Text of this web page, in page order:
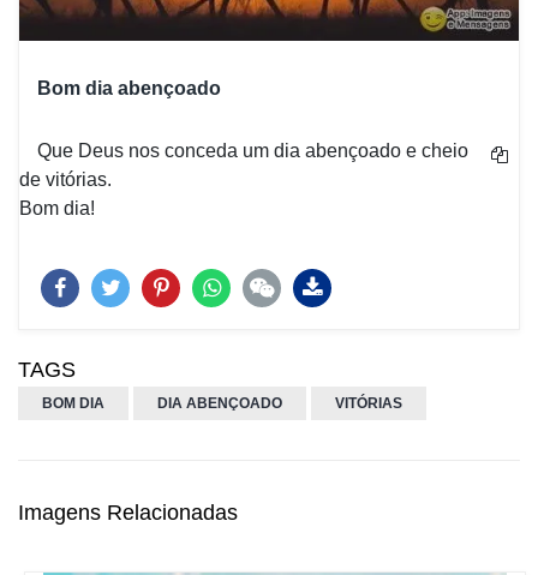
Bom dia abençoado
Que Deus nos conceda um dia abençoado e cheio
de vitórias.
Bom dia!
TAGS
BOM DIA DIA ABENÇOADO VITÓRIAS
Imagens Relacionadas